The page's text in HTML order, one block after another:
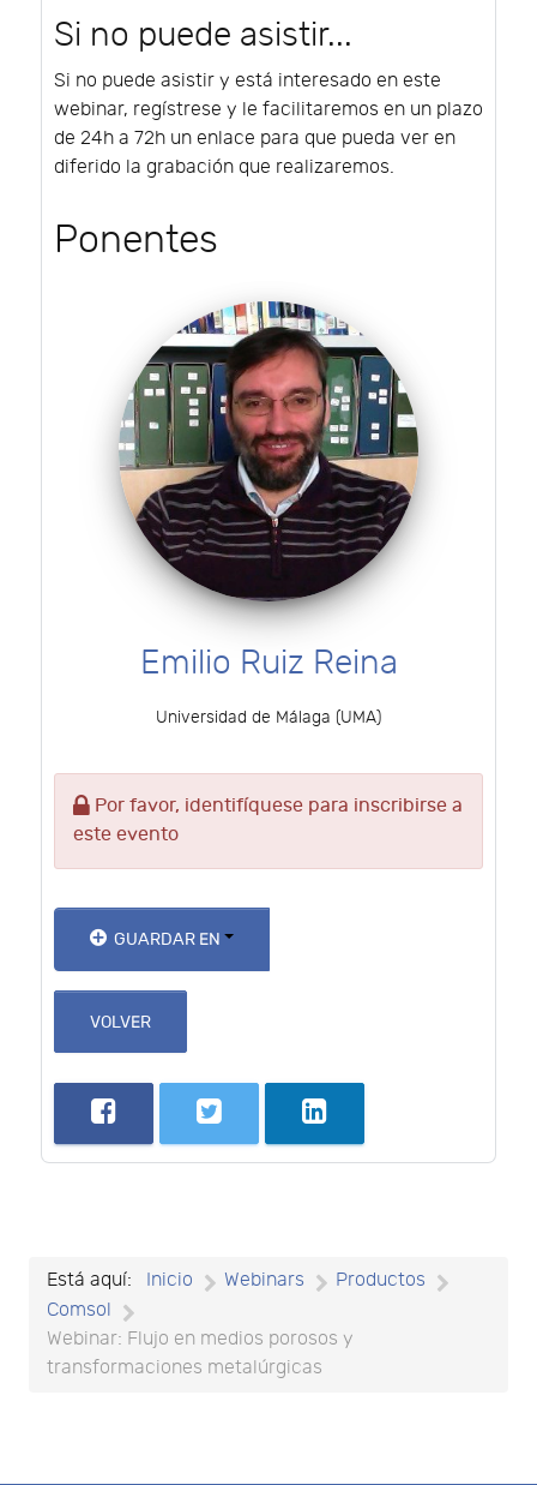
Si no puede asistir...
Si no puede asistir y está interesado en este
webinar, regístrese y le facilitaremos en un plazo
de 24h a 72h un enlace para que pueda ver en
diferido la grabación que realizaremos.
Ponentes
Emilio Ruiz Reina
Universidad de Málaga (UMA)
Por favor, identifíquese para inscribirse a
este evento
GUARDAR EN
VOLVER
Está aquí: Inicio Webinars
Productos
Comsol
Webinar: Flujo en medios porosos y
transformaciones metalúrgicas